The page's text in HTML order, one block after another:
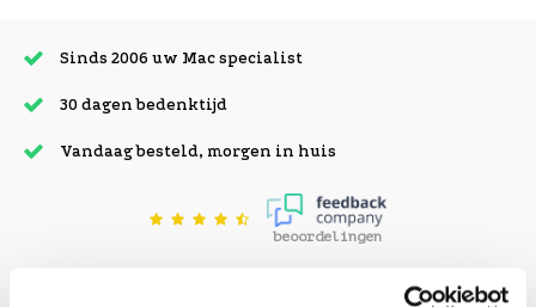
Sinds 2006 uw Mac specialist
30 dagen bedenktijd
Vandaag besteld, morgen in huis
beoordelingen